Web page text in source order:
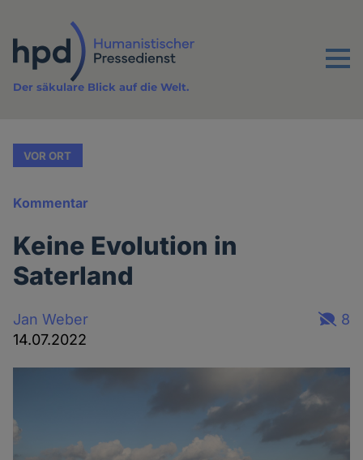
Inhalt
Menu
Der säkulare Blick auf die Welt.
VOR ORT
Kommentar
Keine Evolution in
Saterland
Jan Weber
14.07.2022
8